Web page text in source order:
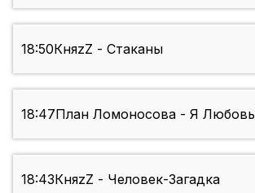
18:50КняzZ - Стаканы
18:47План Ломоносова - Я Любовь_
18:43КняzZ - Человек-Загадка